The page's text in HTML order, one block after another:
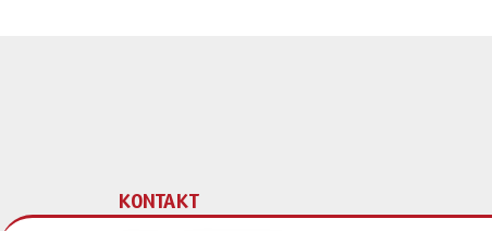
KONTAKT